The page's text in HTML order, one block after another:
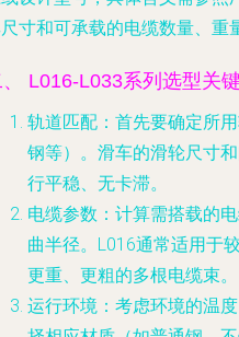
寸和可承载的电缆数量、重
L016-L033系列选型关
轨道匹配 ：首先要确定所
钢等）。滑车的滑轮尺寸
行平稳、无卡滞。
电缆参数 ：计算需搭载的
曲半径。L016通常适用于
更重、更粗的多根电缆束。
运行环境 ：考虑环境的温